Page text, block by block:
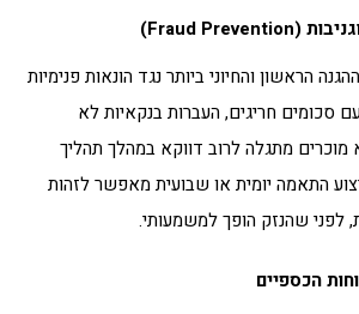
(
Fraud Prevention
)
הראשון והחיוני ביותר נגד הונאות פנימיות
עם סכומים חריגים, העברות בנקאיות לא
מוכרים מתגלה לרוב דווקא במהלך תהליך
התאמה יומית או שבועית מאפשר לזהות
לפני שהנזק הופך למשמעותי.
הכספיים